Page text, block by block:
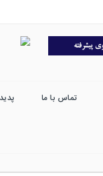
تماس با ما